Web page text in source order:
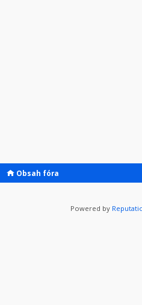
Obsah fóra
Powered by